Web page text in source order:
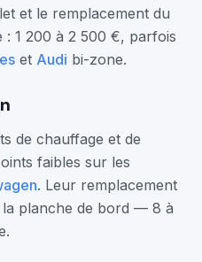
et le remplacement du
1 200 à 2 500 €, parfois
et Audi bi-zone.
de chauffage et de
faibles sur les
. Leur remplacement
planche de bord — 8 à